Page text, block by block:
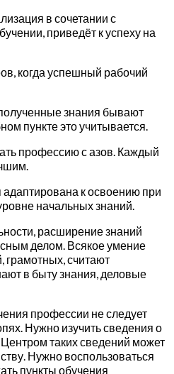
в сочетании с
приведёт к успеху на
когда успешный рабочий
знания бывают
пункте это учитывается.
профессию с азов. Каждый
к освоению при
начальных знаний.
расширение знаний
делом. Всякое умение
грамотных, считают
в быту знания, деловые
профессии не следует
Нужно изучить сведения о
таких сведений может
Нужно воспользоваться
пункты обучения